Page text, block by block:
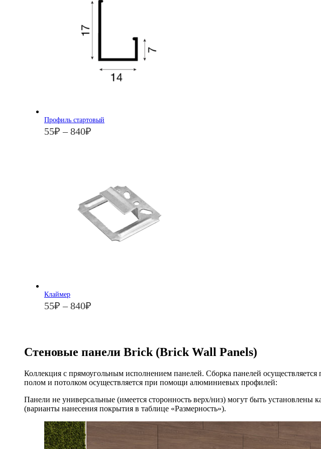
Профиль стартовый
55₽ –840₽
Клаймер
55₽ –840₽
Стеновые панели Brick (Brick Wall Panels)
Коллекция с прямоугольным исполнением панелей. Сборка панелей
полом и потолком осуществляется при помощи алюминиевых профилей:
Панели не универсальные (имеется сторонность верх/низ) могут быть установлены
(варианты нанесения покрытия в таблице «Размерность»).